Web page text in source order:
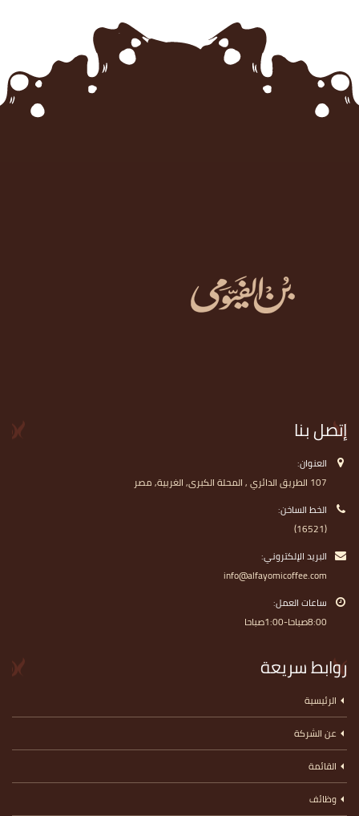
إتصل بنا
العنوان:
107 الطريق الدائري , المحلة الكبرى, الغربية, مصر
الخط الساخن:
(16521)
البريد الإلكتروني:
info@alfayomicoffee.com
ساعات العمل:
8:00صباحا-1:00صباحا
روابط سريعة
الرئيسية
عن الشركة
القائمة
وظائف